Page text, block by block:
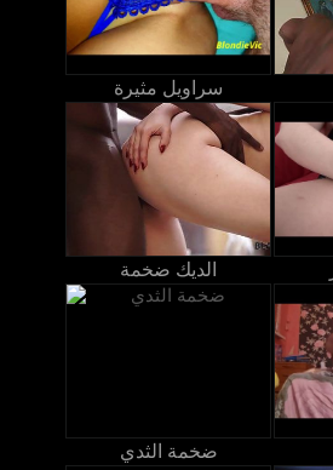
سراويل مثيرة
الديك ضخمة
ضخمة الثدي